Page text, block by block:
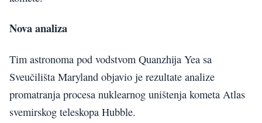
Nova analiza
Tim astronoma pod vodstvom Quanzhija Yea sa
Sveučilišta Maryland objavio je rezultate analize
promatranja procesa nuklearnog uništenja kometa Atlas
svemirskog teleskopa Hubble.